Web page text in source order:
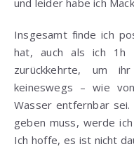
Insgesamt finde ich
hat, auch als ich 1h
zurückkehrte, um
keineswegs – wie
Wasser entfernbar sei.
geben muss, werde
Ich hoffe, es ist nicht